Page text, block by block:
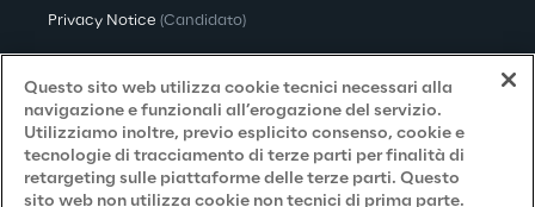
Privacy Notice (Candidato)
Privacy Notice(Fornitore)
Privacy Notice (Marketing)
Accessibilità
Questo sito web utilizza cookie tecnici necessari alla
navigazione e funzionali all’erogazione del servizio.
Utilizziamo inoltre, previo esplicito consenso, cookie e
tecnologie di tracciamento di terze parti per finalità di
retargeting sulle piattaforme delle terze parti. Questo
sito web non utilizza cookie non tecnici di prima parte.